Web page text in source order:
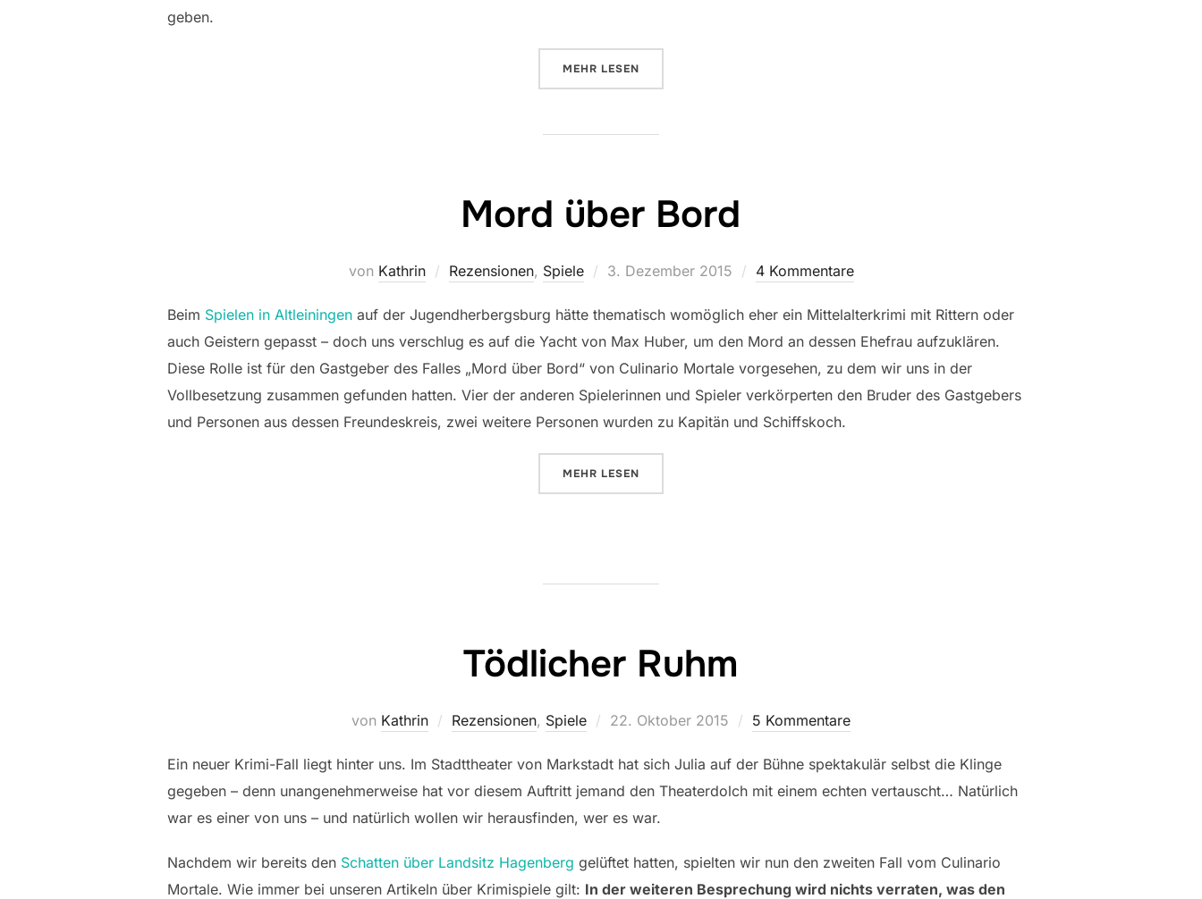
geben.
MEHR ÜBER „KRIMINALISTISCH AUF DER FLUCHT“
LESEN
Mord über Bord
von Kathrin Rezensionen, Spiele
Veröffentlicht
3. Dezember 2015 4 Kommentare
Beim Spielen in Altleiningen auf der Jugendherbergsburg hätte thematisch womöglich eher ein Mittelalterkrimi mit Rittern oder
auch Geistern gepasst – doch uns verschlug es auf die Yacht von Max Huber, um den Mord an dessen Ehefrau aufzuklären.
Diese Rolle ist für den Gastgeber des Falles „Mord über Bord“ von Culinario Mortale vorgesehen, zu dem wir uns in der
Vollbesetzung zusammen gefunden hatten. Vier der anderen Spielerinnen und Spieler verkörperten den Bruder des Gastgebers
und Personen aus dessen Freundeskreis, zwei weitere Personen wurden zu Kapitän und Schiffskoch.
MEHR ÜBER „MORD ÜBER BORD“
LESEN
Tödlicher Ruhm
von Kathrin Rezensionen, Spiele
Veröffentlicht
22. Oktober 2015 5 Kommentare
Ein neuer Krimi-Fall liegt hinter uns. Im Stadttheater von Markstadt hat sich Julia auf der Bühne spektakulär selbst die Klinge
gegeben – denn unangenehmerweise hat vor diesem Auftritt jemand den Theaterdolch mit einem echten vertauscht… Natürlich
war es einer von uns – und natürlich wollen wir herausfinden, wer es war.
Nachdem wir bereits den Schatten über Landsitz Hagenberg gelüftet hatten, spielten wir nun den zweiten Fall vom Culinario
Mortale. Wie immer bei unseren Artikeln über Krimispiele gilt: In der weiteren Besprechung wird nichts verraten, was den